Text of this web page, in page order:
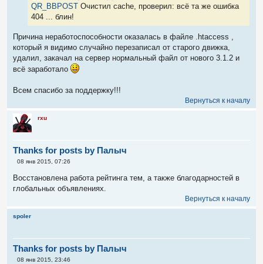
QR_BBPOST Очистил cache, проверил: всё та же ошибка
404 ... блин!
Причина неработоспособности оказалась в файле .htaccess ,
который я видимо случайно перезаписал от старого движка,
удалил, закачал на сервер нормальный файл от нового 3.1.2 и
всё заработало
Всем спасибо за поддержку!!!
Вернуться к началу
rxu
Thanks for posts by Палыч
С
о
б
щ
и
е
08 янв 2015, 07:26
Восстановлена работа рейтинга тем, а также благодарностей в
глобальных объявлениях.
Вернуться к началу
spoler
Thanks for posts by Палыч
С
08 янв 2015, 23:46